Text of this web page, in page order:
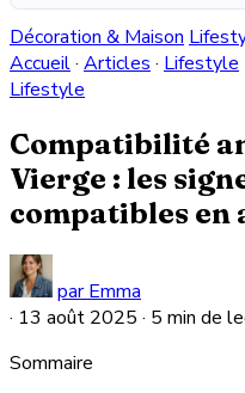
Décoration & Maison
Accueil· Articles · Lifestyle
Lifestyle
Compatibilité
Vierge : les
compatibles en
par Emma
· 13 août 2025 · 5 min de
Sommaire